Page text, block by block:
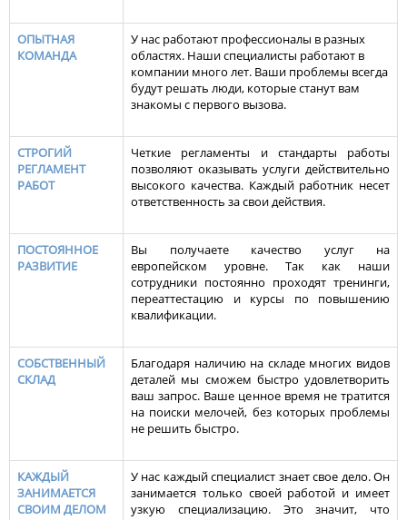
ОПЫТНАЯ
КОМАНДА
У нас работают профессионалы в разных
областях. Наши специалисты работают в
компании много лет. Ваши проблемы всегда
будут решать люди, которые станут вам
знакомы с первого вызова.
СТРОГИЙ
РЕГЛАМЕНТ
РАБОТ
Четкие регламенты и стандарты работы
позволяют оказывать услуги действительно
высокого качества. Каждый работник несет
ответственность за свои действия.
ПОСТОЯННОЕ
РАЗВИТИЕ
Вы получаете качество услуг на
европейском уровне. Так как наши
сотрудники постоянно проходят тренинги,
переаттестацию и курсы по повышению
квалификации.
СОБСТВЕННЫЙ
СКЛАД
Благодаря наличию на складе многих видов
деталей мы сможем быстро удовлетворить
ваш запрос. Ваше ценное время не тратится
на поиски мелочей, без которых проблемы
не решить быстро.
КАЖДЫЙ
ЗАНИМАЕТСЯ
СВОИМ ДЕЛОМ
У нас каждый специалист знает свое дело. Он
занимается только своей работой и имеет
узкую специализацию. Это значит, что